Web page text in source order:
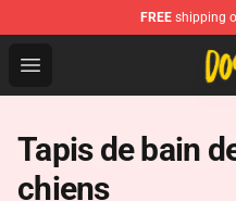
FREE shipping
Open menu
DogDay Store -
Tapis de bain
chiens